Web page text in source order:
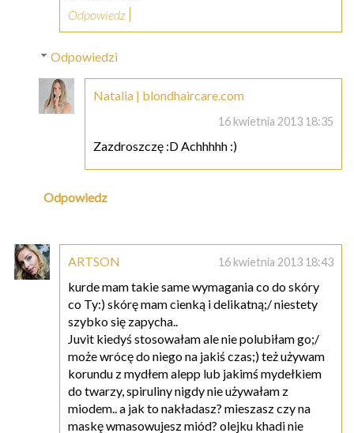
Odpowiedz
Odpowiedzi
Natalia | blondhaircare.com
16 kwietnia 2013 18:35
Zazdroszczę :D Achhhhh :)
Odpowiedz
ARTSON 16 kwietnia 2013 18:43
kurde mam takie same wymagania co do skóry
co Ty:) skórę mam cienką i delikatną;/ niestety
szybko się zapycha..
Juvit kiedyś stosowałam ale nie polubiłam go;/
może wrócę do niego na jakiś czas;) też używam
korundu z mydłem alepp lub jakimś mydełkiem
do twarzy, spiruliny nigdy nie używałam z
miodem.. a jak to nakładasz? mieszasz czy na
maskę wmasowujesz miód? olejku khadi nie